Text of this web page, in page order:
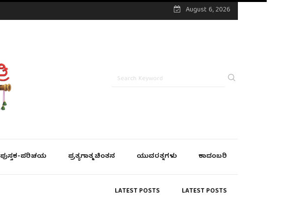
August 6, 2026
ಪುಸ್ತಕ-ಪರಿಚಯ ಪ್ರತ್ಯಗಾತ್ಮ ಚಿಂತನ ಯುವರತ್ನಗಳು ಕಾದಂಬರಿ
LATEST POSTS LATEST POSTS